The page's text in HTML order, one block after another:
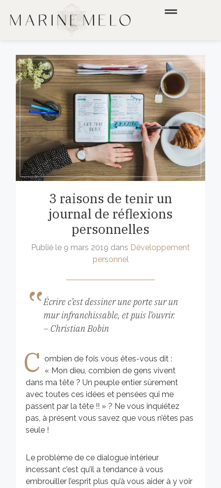
3 raisons de tenir un
journal de réflexions
personnelles
Publié le 9 mars 2019 dans Développement
personnel
Écrire c’est dessiner une porte sur un
mur infranchissable, et puis l’ouvrir.
– Christian Bobin
C ombien de fois vous êtes-vous dit :
« Mon dieu, combien de gens vivent
dans ma tête ? Un peuple entier sûrement
avec toutes ces idées et pensées qui me
passent par la tête !! » ? Ne vous inquiétez
pas, à présent vous savez que vous n’êtes pas
seule !
Le problème de ce dialogue intérieur
incessant c’est qu’il a tendance à vous
embrouiller l’esprit plus qu’à vous aider à y voir